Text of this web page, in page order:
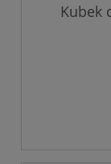
Kubek